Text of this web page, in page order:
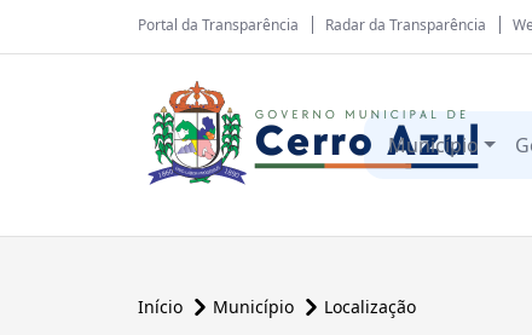
Portal da Transparência Radar da Transparência
Município
Início Município Localização